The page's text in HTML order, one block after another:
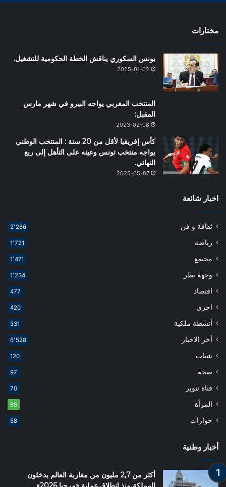
مختارات
يونس السكوري يناقش الخطة الحكومية للتشغيل.
2025-01-02
المنتخب المغربي يواجه البيرو في شهر مارس
المقبل:
2023-02-06
كأس إفريقيا لأقل من 20 سنة : المنتخب الوطني
يواجه منتخب تونس وعينه على التأهل إلى ربع
النهائي.
2025-05-07
اخبار شائعة
ثقافة و فن 2٬286
رياضة 1٬721
مجتمع 1٬471
وجهة نظر 1٬234
اقتصاد 477
اخرى 420
أنشطة ملكية 331
أخر الاخبار 6٬528
شباب 120
صحة 97
قناة تنوير 70
المرأة 65
حوارات 58
أخبار وطنية
أكثر من 2,7 مليون من مغاربة العالم يدخلون